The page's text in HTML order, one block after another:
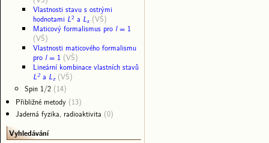
Vlastnosti stavu s ostrými
hodnotami L2 a Lz (VŠ)
Maticový formalismus pro l= 1
(VŠ)
Vlastnosti maticového formalismu
pro l= 1 (VŠ)
Lineární kombinace vlastních stavů
L2 a Lz (VŠ)
Spin 1/2 (14)
Přibližné metody (13)
Jaderná fyzika, radioaktivita (0)
Vyhledávání